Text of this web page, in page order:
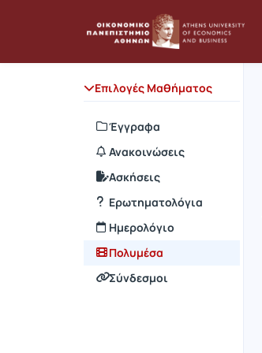
Επιλογές Μαθήματος
Έγγραφα
Ανακοινώσεις
Ασκήσεις
Ερωτηματολόγια
Ημερολόγιο
Πολυμέσα
Σύνδεσμοι